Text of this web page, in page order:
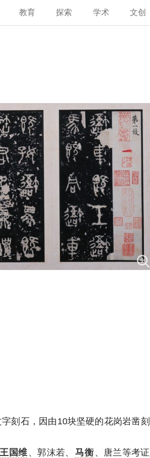
教育 探索 学术 文创
刻石，因由10块坚硬的花岗岩凿
王国维 、郭沫若、 马衡 、唐兰等考